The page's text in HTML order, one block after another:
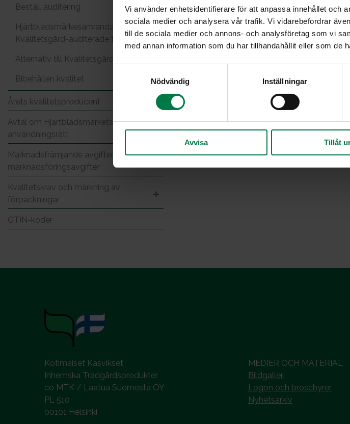
Vi använder enhetsidentifierare för att anpassa innehållet och
sociala medier och analysera vår trafik. Vi vidarebefordrar
till de sociala medier och annons- och analysföretag som vi
med annan information som du har tillhandahållit eller som de
k
s
a
Nödvändig Inställningar
Avvisa Tillåt
Beställ auditering
Hjärtbladsmärkesanvändarna och
Kvalitetsgård-auditerade företag
Alternativ till Kvalitetsgård
Bibehållen kvalitet
Årets kvalitetsproducent
Avtal om Hjärtbladsmärkets
användningsrätt
Marknadsfrämjande avgifter och
marknadsföringsavgifter
Kvalitetskrav och märkning av
förpackningar
GTIN-koder
Kotimaiset Kasvikset
Inhemska Trädgårdsprodukter
co MTK / Laatua Suomesta OY
PL 510
00101 Helsinki
MEDIER OCH MATERIAL
Bildgalleri
Logon och broschyrer
Nyhetsarkiv